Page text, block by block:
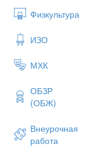
Физкультура
ИЗО
МХК
ОБЗР
(ОБЖ)
Внеурочная
работа